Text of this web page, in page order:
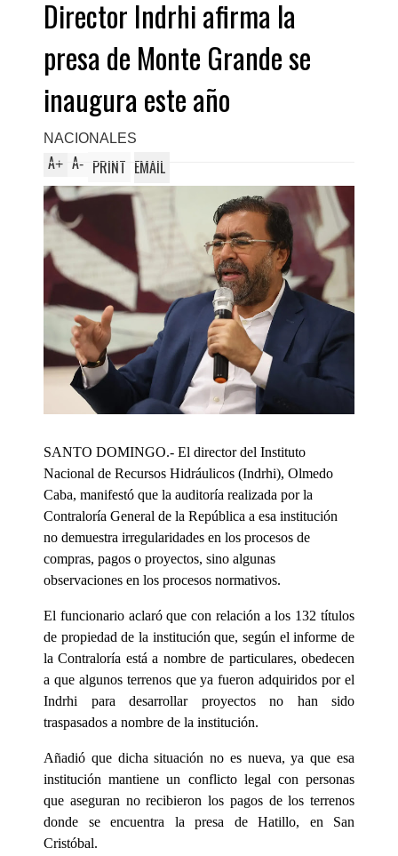
Domingo Este
Director Indrhi afirma la
presa de Monte Grande se
inaugura este año
NACIONALES
A+ A- PRINT EMAIL
SANTO DOMINGO.- El director del Instituto
Nacional de Recursos Hidráulicos (Indrhi), Olmedo
Caba, manifestó que la auditoría realizada por la
Contraloría General de la República a esa institución
no demuestra irregularidades en los procesos de
compras, pagos o proyectos, sino algunas
observaciones en los procesos normativos.
El funcionario aclaró que con relación a los 132 títulos
de propiedad de la institución que, según el informe de
la Contraloría está a nombre de particulares, obedecen
a que algunos terrenos que ya fueron adquiridos por el
Indrhi para desarrollar proyectos no han sido
traspasados a nombre de la institución.
Añadió que dicha situación no es nueva, ya que esa
institución mantiene un conflicto legal con personas
que aseguran no recibieron los pagos de los terrenos
donde se encuentra la presa de Hatillo, en San
Cristóbal.